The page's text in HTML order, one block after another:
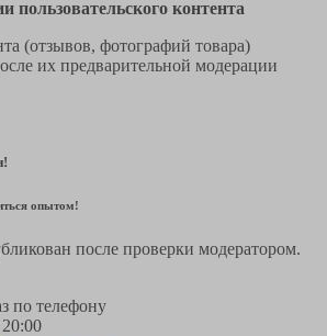
пользовательского контента
(отзывов, фотографий товара)
их предварительной модерации
опытом!
после проверки модератором.
по телефону